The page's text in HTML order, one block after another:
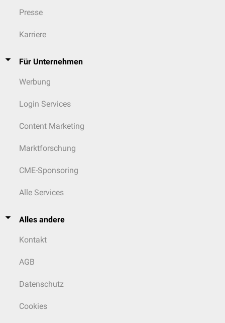
Presse
Karriere
Für Unternehmen
Werbung
Login Services
Content Marketing
Marktforschung
CME-Sponsoring
Alle Services
Alles andere
Kontakt
AGB
Datenschutz
Cookies